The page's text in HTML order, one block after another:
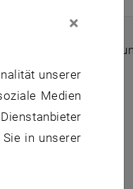
Bereichen
×
unserer
Medien
in unserer